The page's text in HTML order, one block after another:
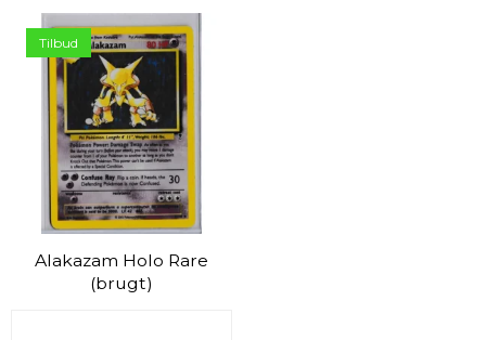
Tilbud
Alakazam Holo Rare
(brugt)